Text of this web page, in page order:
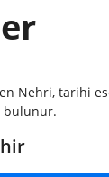
Nehri, tarihi
bulunur.